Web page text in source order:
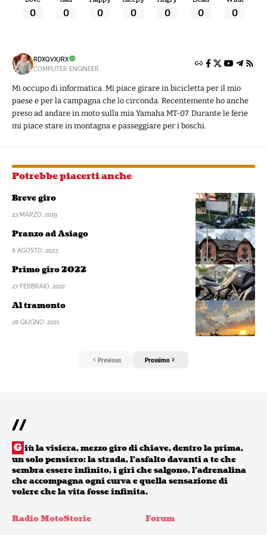
0 0 0 0 0 0 0
RDXQVXJRX
COMPUTER ENGINEER
Mi occupo di informatica. Mi piace girare in bicicletta per il mio
paese e per la campagna che lo circonda. Recentemente ho anche
preso ad andare in moto sulla mia Yamaha MT-07. Durante le ferie
mi piace stare in montagna e passeggiare per i boschi.
Potrebbe piacerti anche
Breve giro
23 MARZO, 2019
Pranzo ad Asiago
8 AGOSTO, 2023
Primo giro 2022
27 FEBBRAIO, 2022
Al tramonto
28 GIUGNO, 2021
Previous Prossimo
//
G iù la visiera, mezzo giro di chiave, dentro la prima,
un solo pensiero: la strada, l’asfalto davanti a te che
sembra essere infinito, i giri che salgono, l’adrenalina
che accompagna ogni curva e quella sensazione di
volere che la vita fosse infinita.
Radio MotoStorie Forum